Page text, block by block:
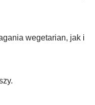
wegetarian, jak i